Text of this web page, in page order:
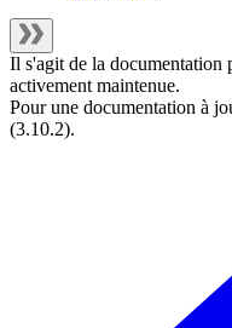
Il s'agit de la documentation
activement maintenue.
Pour une documentation à
(3.10.2).